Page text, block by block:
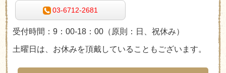
03-6712-2681
受付時間：9：00-18：00 （原則：日、祝休み）
土曜日は、お休みを頂戴していることもございます。